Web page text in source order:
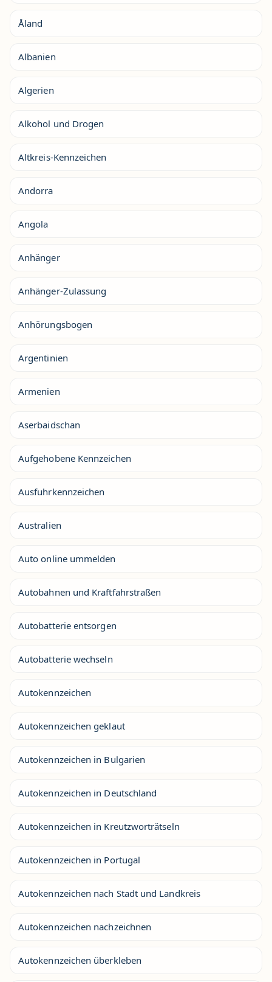
Åland
Albanien
Algerien
Alkohol und Drogen
Altkreis-Kennzeichen
Andorra
Angola
Anhänger
Anhänger-Zulassung
Anhörungsbogen
Argentinien
Armenien
Aserbaidschan
Aufgehobene Kennzeichen
Ausfuhrkennzeichen
Australien
Auto online ummelden
Autobahnen und Kraftfahrstraßen
Autobatterie entsorgen
Autobatterie wechseln
Autokennzeichen
Autokennzeichen geklaut
Autokennzeichen in Bulgarien
Autokennzeichen in Deutschland
Autokennzeichen in Kreutzworträtseln
Autokennzeichen in Portugal
Autokennzeichen nach Stadt und Landkreis
Autokennzeichen nachzeichnen
Autokennzeichen überkleben